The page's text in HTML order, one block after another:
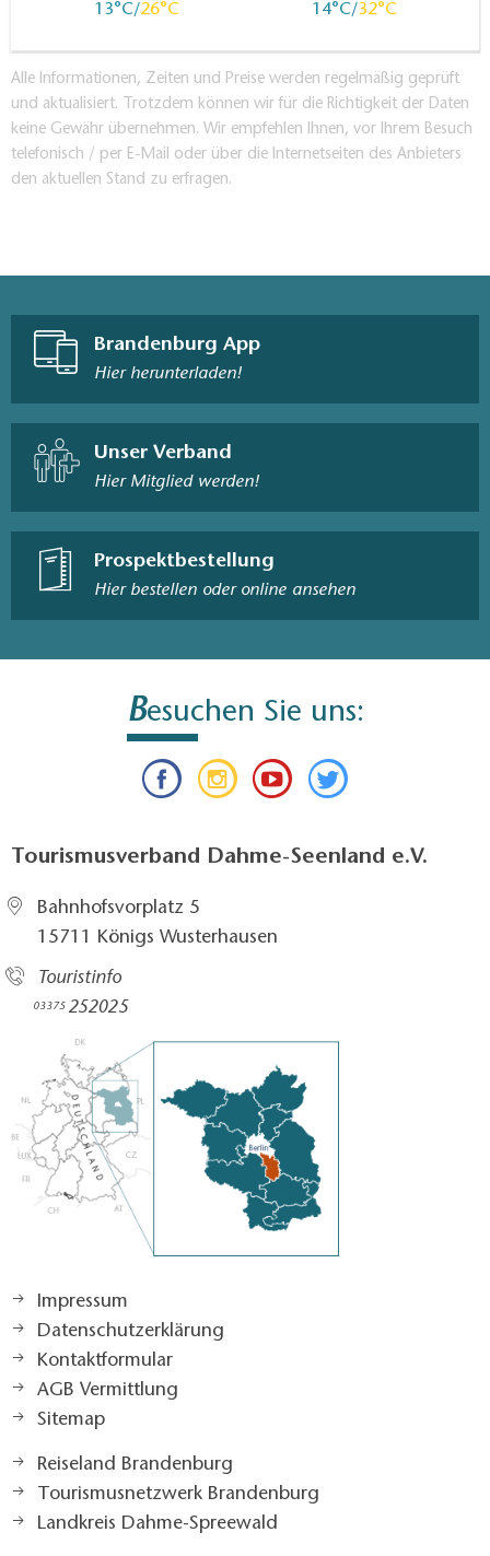
13 26 14 32
Alle Informationen, Zeiten und Preise werden regelmäßig geprüft
und aktualisiert. Trotzdem können wir für die Richtigkeit der Daten
keine Gewähr übernehmen. Wir empfehlen Ihnen, vor Ihrem Besuch
telefonisch / per E-Mail oder über die Internetseiten des Anbieters
den aktuellen Stand zu erfragen.
Brandenburg App
Hier herunterladen!
Unser Verband
Hier Mitglied werden!
Prospektbestellung
Hier bestellen oder online ansehen
Besuchen Sie uns:
Tourismusverband Dahme-Seenland e.V.
Bahnhofsvorplatz 5​
15711 Königs Wusterhausen
Touristinfo
03375252025​
Impressum
Datenschutzerklärung
Kontaktformular
AGB Vermittlung
Sitemap
Reiseland Brandenburg
Tourismusnetzwerk Brandenburg
Landkreis Dahme-Spreewald